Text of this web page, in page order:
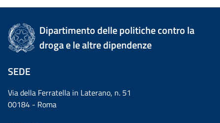
Dipartimento delle politiche contro la
droga e le altre dipendenze
SEDE
Via della Ferratella in Laterano, n. 51
00184 - Roma